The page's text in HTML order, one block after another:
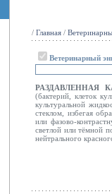
/ Главная /
Ветеринарный
РАЗДАВЛЕННАЯ
(бактерий, клеток
культуральной
стеклом, избегая
или фазово-
светлой или тёмной
нейтрального